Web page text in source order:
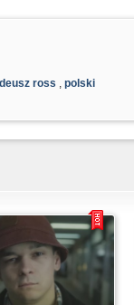
ross , polski